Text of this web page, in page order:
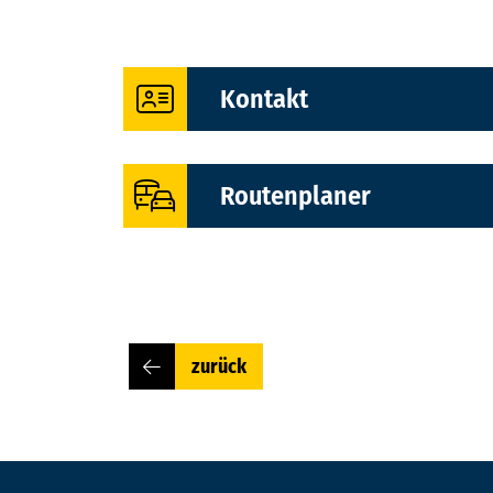
Kontakt
Adresse: Paul-Singer-Str. 85,
Haltestelle: Reideburg
Routenplaner
zurück